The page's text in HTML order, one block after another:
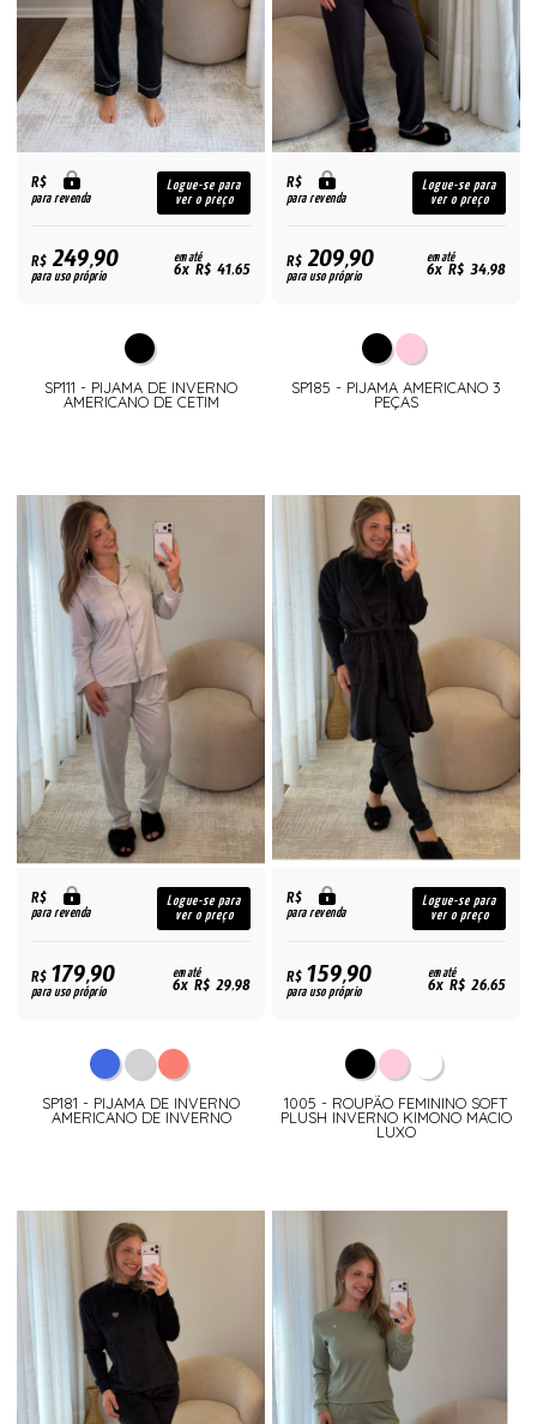
R$
para revenda
Logue-se para
ver o preço
R$249,90
para uso próprio
em até
6x R$ 41,65
SP111 - PIJAMA DE INVERNO
AMERICANO DE CETIM
R$
para revenda
Logue-se para
ver o preço
R$209,90
para uso próprio
em até
6x R$ 34,98
SP185 - PIJAMA AMERICANO 3
PEÇAS
R$
para revenda
Logue-se para
ver o preço
R$179,90
para uso próprio
em até
6x R$ 29,98
SP181 - PIJAMA DE INVERNO
AMERICANO DE INVERNO
R$
para revenda
Logue-se para
ver o preço
R$159,90
para uso próprio
em até
6x R$ 26,65
1005 - ROUPÃO FEMININO SOFT
PLUSH INVERNO KIMONO MACIO
LUXO